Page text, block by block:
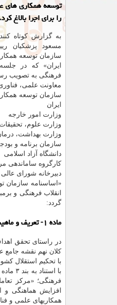
توسعه همکاری ­های
را برای اجرا بالاغ
به گزارش کوتاه
مسعود پزشکیان
سازمان توسعه
فرهنگی به تصویب
معاونت علمی،
سازمان توسعه
ایران
وزارت امور خارجه
وزارت علوم،
وزارت بهداشت،
سازمان برنامه و
دانشگاه آزاد اسلامی
کارگروه ساماندهی
دبیرخانه شورای
گردد:
ماده ۱- تعریف و ماهیت
در راستای تحقق
کلان نهم نقشه جامع
با تحکیم استقلال
فرهنگی؛ «مرکز
افزایش هماهنگی و
همکاریهای علمی و